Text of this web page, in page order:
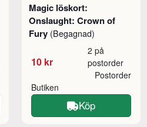
Magic löskort:
Onslaught: Crown of
Fury (Begagnad)
10 kr
2 på
postorder
Butiken
Postorder
Köp